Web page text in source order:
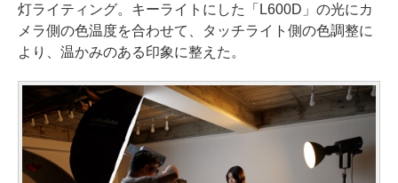
灯ライティング。キーライトにした「L600D」の光にカ
メラ側の色温度を合わせて、タッチライト側の色調整に
より、温かみのある印象に整えた。